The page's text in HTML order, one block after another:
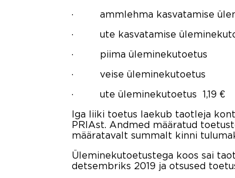
· ammlehma kasvatamise
· ute kasvatamise
· piima üleminekutoetus
· veise üleminekutoetus
· ute üleminekutoetus 1,19 €
Iga liiki toetus laekub taotleja
PRIAst. Andmed määratud
määratavalt summalt kinni
Üleminekutoetustega koos sai
detsembriks 2019 ja otsused